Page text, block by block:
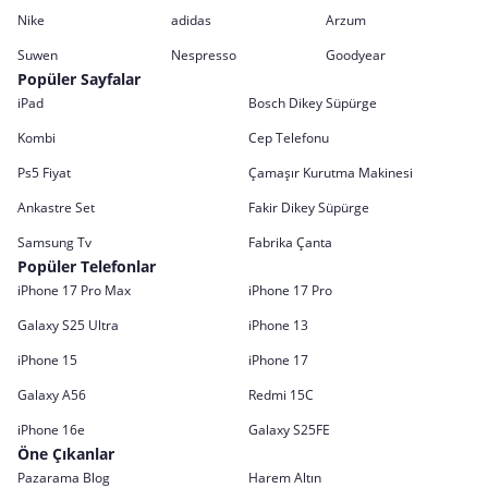
Nike adidas
Arzum
Suwen
Nespresso Goodyear
Popüler Sayfalar
iPad
Bosch Dikey Süpürge
Kombi
Cep Telefonu
Ps5 Fiyat
Çamaşır Kurutma Makinesi
Ankastre Set
Fakir Dikey Süpürge
Samsung Tv
Fabrika Çanta
Popüler Telefonlar
iPhone 17 Pro Max
iPhone 17 Pro
Galaxy S25 Ultra
iPhone 13
iPhone 15
iPhone 17
Galaxy A56
Redmi 15C
iPhone 16e
Galaxy S25FE
Öne Çıkanlar
Pazarama Blog Harem Altın